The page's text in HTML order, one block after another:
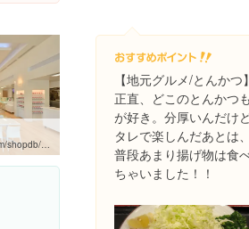
【地元グルメ/とんかつ】
正直、どこのとんかつ
が好き。分厚いんだけ
タレで楽しんだあとは
普段あまり揚げ物は食
ちゃいました！！